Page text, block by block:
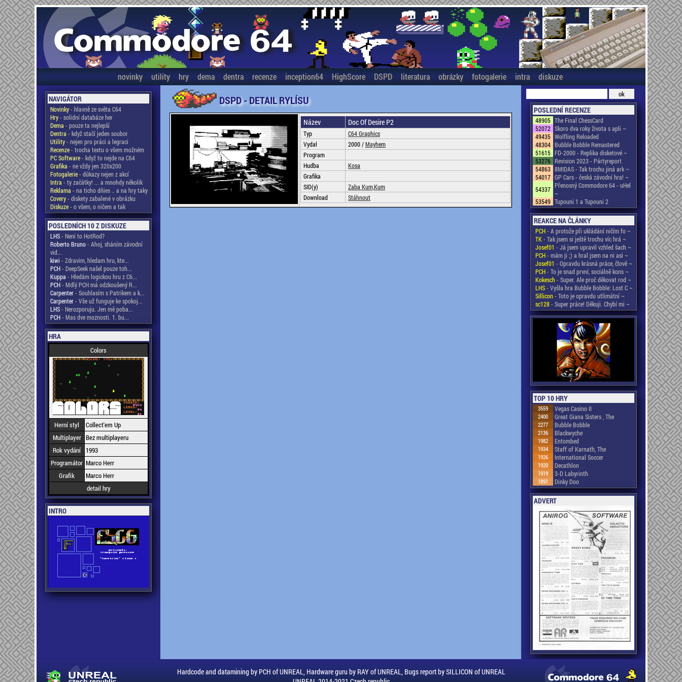
novinky utility hry dema dentra recenze inception64 HighScore DSPD literatura obrázky fotogalerie intra diskuze
NAVIGÁTOR
Novinky- hlavně ze světa C64
Hry- solidní databáze her
Dema - pouze ta nejlepší
Dentra - když stačí jeden soubor
Utility- nejen pro práci a legraci
Recenze- trocha textu o všem možném
PC Software- když to nejde na C64
Grafika - ne vždy jen 320x200
Fotogalerie- důkazy nejen z akcí
Intra - ty začátky! ... a mnohdy několik
Reklama - na ticho dňies .. a na hry taky
Covery- diskety zabalené v obrázku
Diskuze- o všem, o ničem a tak
POSLEDNÍCH 10 Z DISKUZE
LHS- Není to HotRod?
Roberto Bruno- Ahoj, sháním závodní
vid...
kiwi - Zdravim, hledam hru, kte...
PCH- DeepSeek našel pouze toh...
Kuppa - Hledám logickou hru z C6...
PCH- Mdlý PCH má odzkoušený R...
Carpenter- Souhlasím s Patrikem a k...
Carpenter- Vše už funguje ke spokoj...
LHS- Nerozporuju. Jen mě poba...
PCH- Mas dve moznosti. 1. bu...
HRA
Colors
Herní styl
Collect'em Up
Multiplayer Bez multiplayeru
Rok vydání
1993
Programátor Marco Herr
Grafik
Marco Herr
detail hry
INTRO
DSPD - DETAIL RYLÍSU
Název Doc Of Desire P2
Typ
C64 Graphics
Vydal
2000 /Mayhem
Program
Hudba
Kosa
Grafika
SID(y)
Zaba Kum,Kum
Download
Stáhnout
POSLEDNÍ RECENZE
48905 The Final ChessCard
52072 Skoro dva roky života s apli ~
49435 Wolfling Reloaded
48304 Bubble Bobble Remastered
51615 FD-2000 - Replika disketové ~
53276 Revision 2023 - Pártyreport
54863 8MIDAS - Tak trochu jiná ark ~
54017 GP Cars - česká závodní hra! ~
54337 Přenosný Commodore 64 - uHel
~
53549 Tupouni 1 a Tupouni 2
REAKCE NA ČLÁNKY
PCH- A protože při ukládání ničím fo ~
TK- Tak jsem si ještě trochu víc hrá ~
Josef01 - Já jsem upravil vzhled šach ~
PCH- mám ji ;) a hral jsem na ni asi ~
Josef01 - Opravdu krásná práce, člově ~
PCH- To je snad první, sociálně kons ~
Kokesch- Super. Ale proč děkovat rod ~
LHS- Vyšla hra Bubble Bobble: Lost C ~
Sillicon- Toto je opravdu utlimátní ~
sc128- Super práce! Děkuji. Chybí mi ~
TOP 10 HRY
3559 Vegas Casino II
2400 Great Giana Sisters , The
2277 Bubble Bobble
2136 Blackwyche
1982 Entombed
1934 Staff of Karnath, The
1926 International Soccer
1920 Decathlon
1919 3-D Labyrinth
1891 Dinky Doo
ADVERT
Hardcode and datamining by PCH of UNREAL, Hardware guru by RAY of UNREAL, Bugs report by SILLICON of UNREAL